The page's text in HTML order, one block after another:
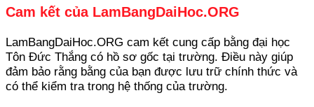
Cam kết của LamBangDaiHoc.ORG
LamBangDaiHoc.ORG cam kết cung cấp bằng đại học
Tôn Đức Thắng có hồ sơ gốc tại trường. Điều này giúp
đảm bảo rằng bằng của bạn được lưu trữ chính thức và
có thể kiểm tra trong hệ thống của trường.